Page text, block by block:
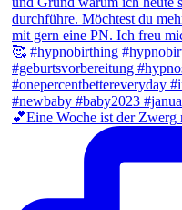
💕Eine Woche ist der